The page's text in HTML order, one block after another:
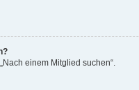
einem Mitglied suchen“.